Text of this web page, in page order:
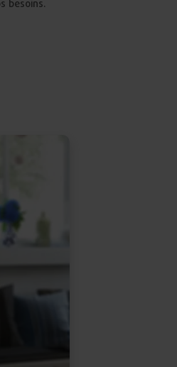
besoins.